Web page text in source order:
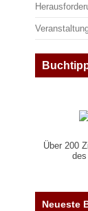
Über 200
Neueste